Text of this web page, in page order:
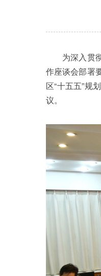
为深入贯彻
作座谈会部署
区“十五五”规
议。